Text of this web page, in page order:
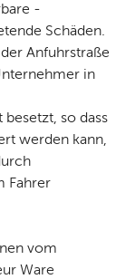
Schäden.
Anfuhrstraße
in
so dass
werden kann,
Fahrer
vom
Ware